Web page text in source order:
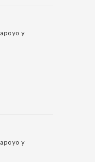
y
y